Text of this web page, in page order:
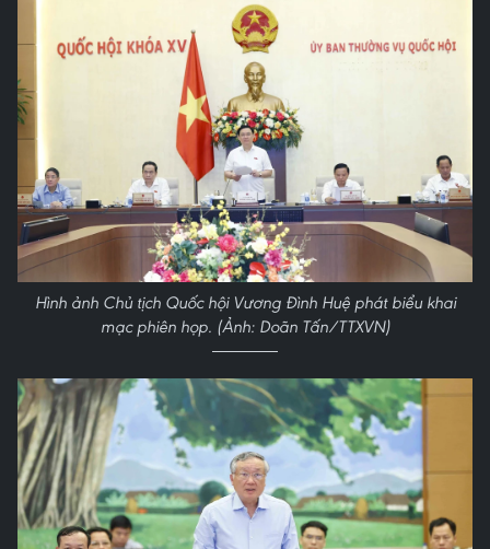
Hình ảnh Chủ tịch Quốc hội Vương Đình Huệ phát biểu khai
mạc phiên họp. (Ảnh: Doãn Tấn/TTXVN)